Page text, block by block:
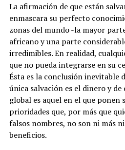
La afirmación de que están
enmascara su perfecto
zonas del mundo -la mayor
africano y una parte
irredimibles. En realidad,
que no pueda integrarse en su
Ésta es la conclusión inevitable
única salvación es el dinero y
global es aquel en el que ponen
prioridades que, por más que
falsos nombres, no son ni más
beneficios.